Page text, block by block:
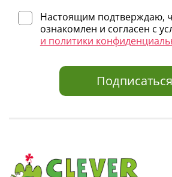
● Сказка о настоящей дружбе
● Популярный автор — Елена
● Яркие иллюстрации
● Возраст 2-4 года
Настоящим подтверждаю,
ознакомлен и согласен с
и политики
Подписаться